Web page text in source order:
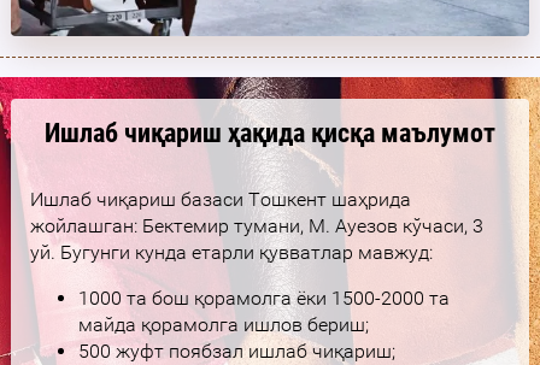
Ишлаб чиқариш ҳақида қисқа маълумот
Ишлаб чиқариш базаси Тошкент шаҳрида
жойлашган: Бектемир тумани, М. Ауезов кўчаси, 3
уй. Бугунги кунда етарли қувватлар мавжуд:
1000 та бош қорамолга ёки 1500-2000 та
майда қорамолга ишлов бериш;
500 жуфт поябзал ишлаб чиқариш;